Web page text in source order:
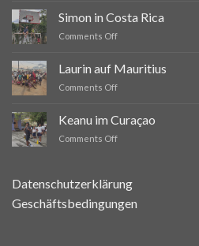
Viveca
auf
Simon in Costa Rica
Comments Offon
Costa
Rica
Laurin auf Mauritius
Comments Offon
Mauritius
Keanu im Curaçao
Comments Offon
Datenschutzerklärung
Geschäftsbedingungen